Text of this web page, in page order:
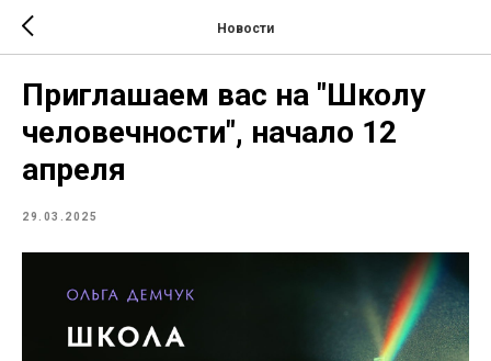
Новости
Приглашаем вас на "Школу
человечности", начало 12
апреля
29.03.2025